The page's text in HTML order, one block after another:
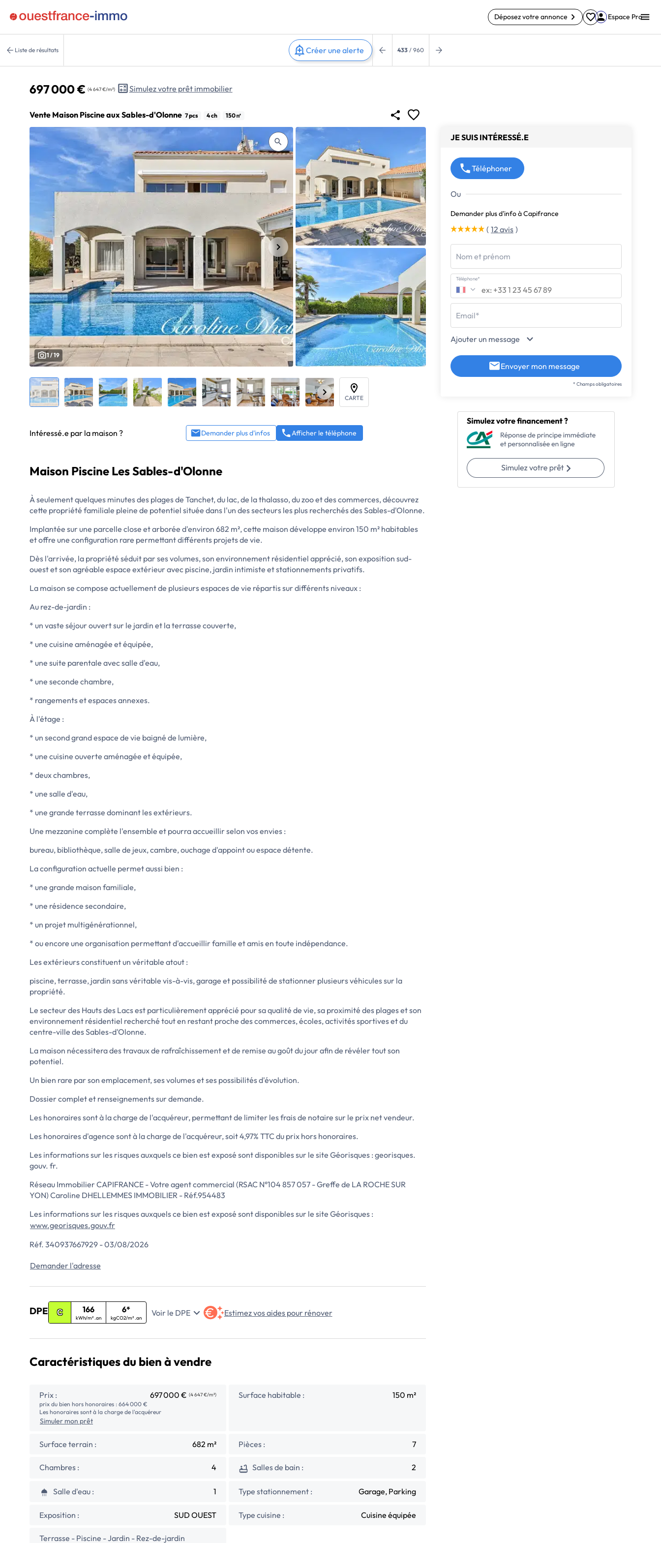
Déposez votre annonce Espace Pro
Liste de résultats Créer une alerte 433/ 960
697 000 € (4 647 €/m²) Simulez votre prêt immobilier
Vente Maison Piscine aux Sables-d'Olonne 7 pcs 4 ch 150㎡
1 / 19
CARTE
Intéressé.e par la maison ? Demander plus d'infos Afficher le téléphone
Maison Piscine Les Sables-d'Olonne
À seulement quelques minutes des plages de Tanchet, du lac, de la thalasso, du zoo et des commerces, découvrez
cette propriété familiale pleine de potentiel située dans l'un des secteurs les plus recherchés des Sables-d'Olonne.
Implantée sur une parcelle close et arborée d'environ 682 m², cette maison développe environ 150 m² habitables
et offre une configuration rare permettant différents projets de vie.
Dès l'arrivée, la propriété séduit par ses volumes, son environnement résidentiel apprécié, son exposition sud-
ouest et son agréable espace extérieur avec piscine, jardin intimiste et stationnements privatifs.
La maison se compose actuellement de plusieurs espaces de vie répartis sur différents niveaux :
Au rez-de-jardin :
* un vaste séjour ouvert sur le jardin et la terrasse couverte,
* une cuisine aménagée et équipée,
* une suite parentale avec salle d'eau,
* une seconde chambre,
* rangements et espaces annexes.
À l'étage :
* un second grand espace de vie baigné de lumière,
* une cuisine ouverte aménagée et équipée,
* deux chambres,
* une salle d'eau,
* une grande terrasse dominant les extérieurs.
Une mezzanine complète l'ensemble et pourra accueillir selon vos envies :
bureau, bibliothèque, salle de jeux, cambre, ouchage d'appoint ou espace détente.
La configuration actuelle permet aussi bien :
* une grande maison familiale,
* une résidence secondaire,
* un projet multigénérationnel,
* ou encore une organisation permettant d'accueillir famille et amis en toute indépendance.
Les extérieurs constituent un véritable atout :
piscine, terrasse, jardin sans véritable vis-à-vis, garage et possibilité de stationner plusieurs véhicules sur la
propriété.
Le secteur des Hauts des Lacs est particulièrement apprécié pour sa qualité de vie, sa proximité des plages et son
environnement résidentiel recherché tout en restant proche des commerces, écoles, activités sportives et du
centre-ville des Sables-d'Olonne.
La maison nécessitera des travaux de rafraîchissement et de remise au goût du jour afin de révéler tout son
potentiel.
Un bien rare par son emplacement, ses volumes et ses possibilités d'évolution.
Dossier complet et renseignements sur demande.
Les honoraires sont à la charge de l'acquéreur, permettant de limiter les frais de notaire sur le prix net vendeur.
Les honoraires d'agence sont à la charge de l'acquéreur, soit 4,97% TTC du prix hors honoraires.
Les informations sur les risques auxquels ce bien est exposé sont disponibles sur le site Géorisques : georisques.
gouv. fr.
Réseau Immobilier CAPIFRANCE - Votre agent commercial (RSAC N°104 857 057 - Greffe de LA ROCHE SUR
YON) Caroline DHELLEMMES IMMOBILIER - Réf.954483
Les informations sur les risques auxquels ce bien est exposé sont disponibles sur le site Géorisques :
www.georisques.gouv.fr
Réf. 340937667929 - 03/08/2026
Demander l'adresse
DPE C 166
kWh/m² .an
6*
kgCO2/m² .an
Voir le DPE Estimez vos aides pour rénover
Caractéristiques du bien à vendre
Prix : 697 000 € (4 647 €/m²)
prix du bien hors honoraires : 664 000 €
Les honoraires sont à la charge de l'acquéreur
Simuler mon prêt
Surface habitable : 150 m²
Surface terrain : 682 m² Pièces : 7
Chambres : 4 Salles de bain : 2
Salle d'eau : 1 Type stationnement : Garage, Parking
Exposition : SUD OUEST Type cuisine : Cuisine équipée
Terrasse - Piscine - Jardin - Rez-de-jardin
JE SUIS INTÉRESSÉ.E
Téléphoner
Demander plus d'info à Capifrance
( 12 avis )
Nom et prénom
Téléphone*
Email*
Ajouter un message
Envoyer mon message
* Champs obligatoires